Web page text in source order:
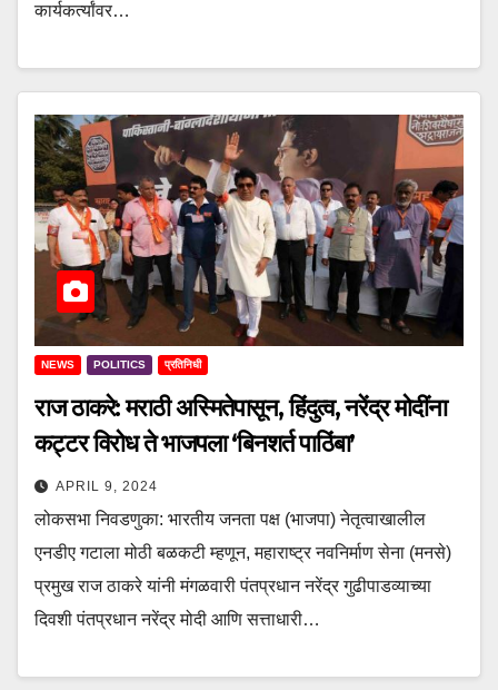
कार्यकर्त्यांवर…
NEWS POLITICS प्रतिनिधी
राज ठाकरे: मराठी अस्मितेपासून, हिंदुत्व, नरेंद्र मोदींना
कट्टर विरोध ते भाजपला ‘बिनशर्त पाठिंबा’
APRIL 9, 2024
लोकसभा निवडणुका: भारतीय जनता पक्ष (भाजपा) नेतृत्वाखालील
एनडीए गटाला मोठी बळकटी म्हणून, महाराष्ट्र नवनिर्माण सेना (मनसे)
प्रमुख राज ठाकरे यांनी मंगळवारी पंतप्रधान नरेंद्र गुढीपाडव्याच्या
दिवशी पंतप्रधान नरेंद्र मोदी आणि सत्ताधारी…